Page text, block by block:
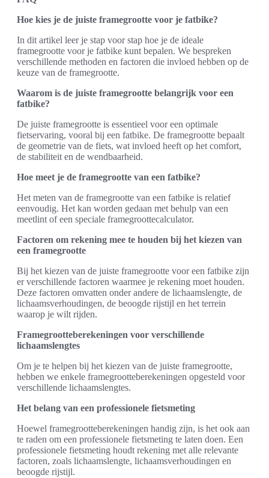
Hoe kies je de juiste framegrootte voor je fatbike?
In dit artikel leer je stap voor stap hoe je de ideale
framegrootte voor je fatbike kunt bepalen. We bespreken
verschillende methoden en factoren die invloed hebben op de
keuze van de framegrootte.
Waarom is de juiste framegrootte belangrijk voor een
fatbike?
De juiste framegrootte is essentieel voor een optimale
fietservaring, vooral bij een fatbike. De framegrootte bepaalt
de geometrie van de fiets, wat invloed heeft op het comfort,
de stabiliteit en de wendbaarheid.
Hoe meet je de framegrootte van een fatbike?
Het meten van de framegrootte van een fatbike is relatief
eenvoudig. Het kan worden gedaan met behulp van een
meetlint of een speciale framegroottecalculator.
Factoren om rekening mee te houden bij het kiezen van
een framegrootte
Bij het kiezen van de juiste framegrootte voor een fatbike zijn
er verschillende factoren waarmee je rekening moet houden.
Deze factoren omvatten onder andere de lichaamslengte, de
lichaamsverhoudingen, de beoogde rijstijl en het terrein
waarop je wilt rijden.
Framegrootteberekeningen voor verschillende
lichaamslengtes
Om je te helpen bij het kiezen van de juiste framegrootte,
hebben we enkele framegrootteberekeningen opgesteld voor
verschillende lichaamslengtes.
Het belang van een professionele fietsmeting
Hoewel framegrootteberekeningen handig zijn, is het ook aan
te raden om een professionele fietsmeting te laten doen. Een
professionele fietsmeting houdt rekening met alle relevante
factoren, zoals lichaamslengte, lichaamsverhoudingen en
beoogde rijstijl.